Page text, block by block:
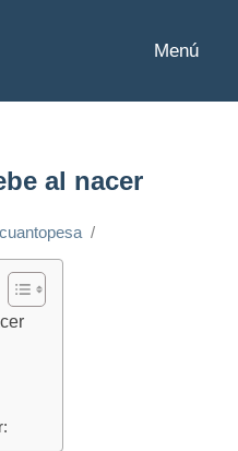
Menú
al nacer
cuantopesa